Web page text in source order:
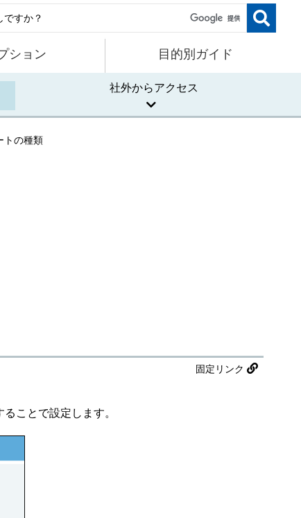
ション 目的別ガイド
社外からアクセス
トの種類
固定リンク
ことで設定します。